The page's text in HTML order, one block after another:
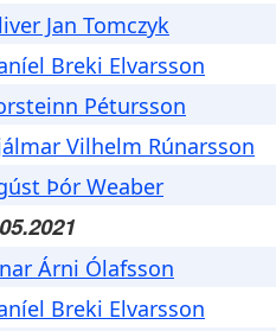
Jan Tomczyk
Breki Elvarsson
Pétursson
Vilhelm Rúnarsson
Þór Weaber
Árni Ólafsson
Breki Elvarsson